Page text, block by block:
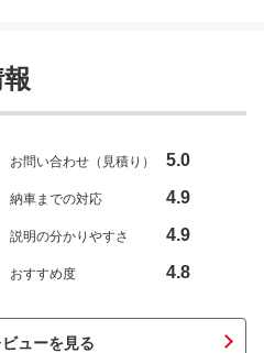
お問い合わせ（見積り） 5.0
納車までの対応 4.9
説明の分かりやすさ 4.9
おすすめ度 4.8
ューを見る